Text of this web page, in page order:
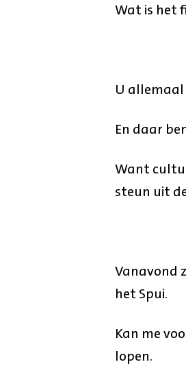
Wat is het
U
En daar
Want
steun uit
Vanavond
het Spui.
Kan me
lopen.